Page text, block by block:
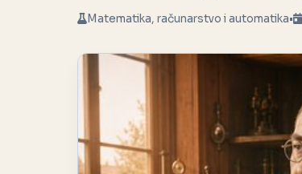
Matematika, računarstvo i automatika•